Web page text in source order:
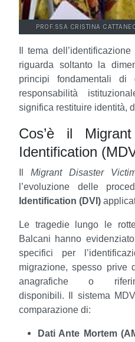
PROF.SSA CRISTINA
Il tema
riguarda soltanto la
principi fondamentali
responsabilità
significa restituire identità,
Cos’è il
Identification
Migrant Disaster
l’evoluzione delle
Identification (DVI)
Le tragedie lungo le
Balcani hanno
specifici per
migrazione, spesso prive
anagrafiche o
disponibili.
Il sistema
comparazione di:
Dati Ante Mortem